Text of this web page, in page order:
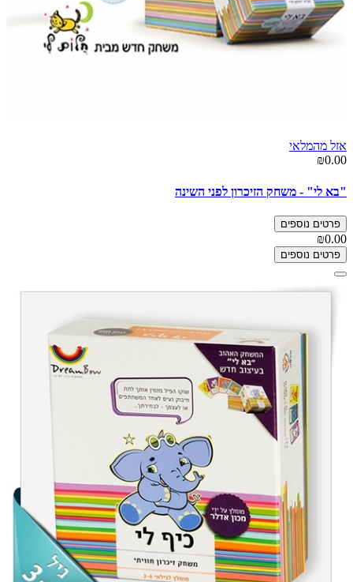
אזל מהמלאי
₪0.00
"בא לי" - משחק הזיכרון לפני השינה
פרטים נוספים
₪0.00
פרטים נוספים